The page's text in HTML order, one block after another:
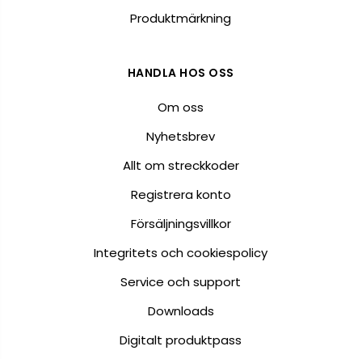
Produktmärkning
HANDLA HOS OSS
Om oss
Nyhetsbrev
Allt om streckkoder
Registrera konto
Försäljningsvillkor
Integritets och cookiespolicy
Service och support
Downloads
Digitalt produktpass